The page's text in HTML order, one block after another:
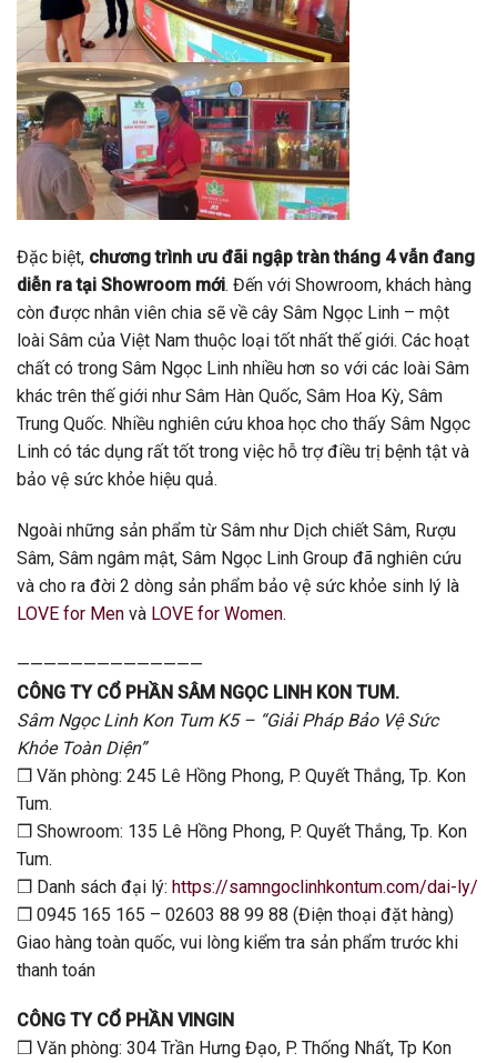
Đặc biệt, chương trình ưu đãi ngập tràn tháng 4 vẫn đang
diễn ra tại Showroom mới. Đến với Showroom, khách hàng
còn được nhân viên chia sẽ về cây Sâm Ngọc Linh – một
loài Sâm của Việt Nam thuộc loại tốt nhất thế giới. Các hoạt
chất có trong Sâm Ngọc Linh nhiều hơn so với các loài Sâm
khác trên thế giới như Sâm Hàn Quốc, Sâm Hoa Kỳ, Sâm
Trung Quốc. Nhiều nghiên cứu khoa học cho thấy Sâm Ngọc
Linh có tác dụng rất tốt trong việc hỗ trợ điều trị bệnh tật và
bảo vệ sức khỏe hiệu quả.
Ngoài những sản phẩm từ Sâm như Dịch chiết Sâm, Rượu
Sâm, Sâm ngâm mật, Sâm Ngọc Linh Group đã nghiên cứu
và cho ra đời 2 dòng sản phẩm bảo vệ sức khỏe sinh lý là
LOVE for Men và LOVE for Women.
——————————————
CÔNG TY CỔ PHẦN SÂM NGỌC LINH KON TUM.
Sâm Ngọc Linh Kon Tum K5 – “Giải Pháp Bảo Vệ Sức
Khỏe Toàn Diện”
❒ Văn phòng: 245 Lê Hồng Phong, P. Quyết Thắng, Tp. Kon
Tum.
❒ Showroom: 135 Lê Hồng Phong, P. Quyết Thắng, Tp. Kon
Tum.
❒ Danh sách đại lý: https://samngoclinhkontum.com/dai-ly/​
❒ 0945 165 165 – 02603 88 99 88 (Điện thoại đặt hàng)
Giao hàng toàn quốc, vui lòng kiểm tra sản phẩm trước khi
thanh toán
CÔNG TY CỔ PHẦN VINGIN
❒ Văn phòng: 304 Trần Hưng Đạo, P. Thống Nhất, Tp Kon